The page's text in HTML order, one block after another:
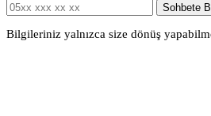
Sohbete
Bilgileriniz yalnızca size dönüş